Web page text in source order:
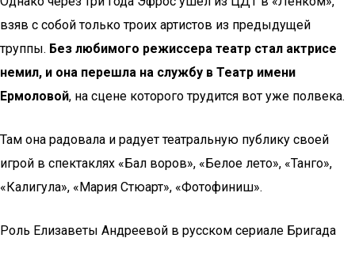
взяв с собой только троих артистов из предыдущей
труппы. Без любимого режиссера театр стал актрисе
немил, и она перешла на службу в Театр имени
Ермоловой, на сцене которого трудится вот уже полвека.
Там она радовала и радует театральную публику своей
игрой в спектаклях «Бал воров», «Белое лето», «Танго»,
«Калигула», «Мария Стюарт», «Фотофиниш».
Роль Елизаветы Андреевой в русском сериале Бригада